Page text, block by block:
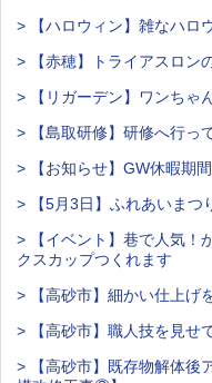
> 【ハロウィン】雑なハロ
> 【赤穂】トライアスロン
> 【リガーデン】ワンちゃ
> 【島取研修】研修へ行っ
> 【お知らせ】GW休暇期
> 【5月3日】ふれあいまつ
> 【イベント】巷で人気！
クスカップつくれます
> 【高砂市】細かい仕上げ
> 【高砂市】職人技を見せ
> 【高砂市】既存物解体後